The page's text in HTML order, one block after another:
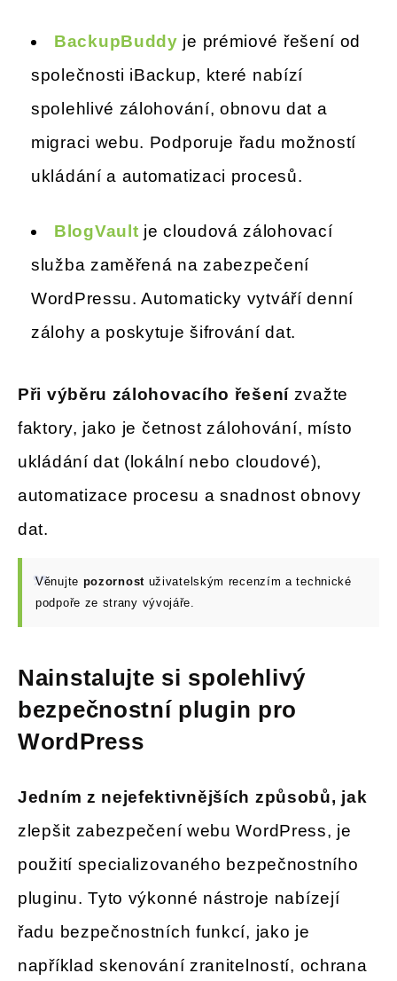
BackupBuddy je prémiové řešení od
společnosti iBackup, které nabízí
spolehlivé zálohování, obnovu dat a
migraci webu. Podporuje řadu možností
ukládání a automatizaci procesů.
BlogVault je cloudová zálohovací
služba zaměřená na zabezpečení
WordPressu. Automaticky vytváří denní
zálohy a poskytuje šifrování dat.
Při výběru zálohovacího řešení zvažte
faktory, jako je četnost zálohování, místo
ukládání dat (lokální nebo cloudové),
automatizace procesu a snadnost obnovy
dat.
Věnujte pozornost uživatelským recenzím a technické
podpoře ze strany vývojáře.
Nainstalujte si spolehlivý
bezpečnostní plugin pro
WordPress
Jedním z nejefektivnějších způsobů, jak
zlepšit zabezpečení webu WordPress, je
použití specializovaného bezpečnostního
pluginu. Tyto výkonné nástroje nabízejí
řadu bezpečnostních funkcí, jako je
například skenování zranitelností, ochrana